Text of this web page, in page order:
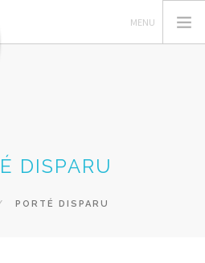
DISPARU
PORTÉ DISPARU